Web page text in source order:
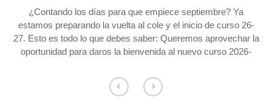
¿Contando los días para que empiece septiembre? Ya
estamos preparando la vuelta al cole y el inicio de curso 26-
27. Esto es todo lo que debes saber: Queremos aprovechar la
oportunidad para daros la bienvenida al nuevo curso 2026-
Afuera. Con vistas al inicio del próximo curso, os hacemos
llegar la siguiente información. Consulta el calendario escolar